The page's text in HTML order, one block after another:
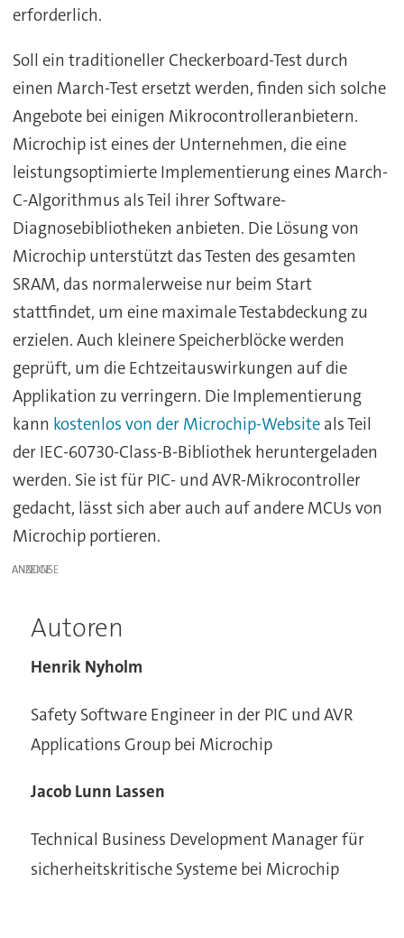
erforderlich.
Soll ein traditioneller Checkerboard-Test durch
einen March-Test ersetzt werden, finden sich solche
Angebote bei einigen Mikrocontrolleranbietern.
Microchip ist eines der Unternehmen, die eine
leistungsoptimierte Implementierung eines March-
C-Algorithmus als Teil ihrer Software-
Diagnosebibliotheken anbieten. Die Lösung von
Microchip unterstützt das Testen des gesamten
SRAM, das normalerweise nur beim Start
stattfindet, um eine maximale Testabdeckung zu
erzielen. Auch kleinere Speicherblöcke werden
geprüft, um die Echtzeitauswirkungen auf die
Applikation zu verringern. Die Implementierung
kann kostenlos von der Microchip-Websiteals Teil
der IEC-60730-Class-B-Bibliothek heruntergeladen
werden. Sie ist für PIC- und AVR-Mikrocontroller
gedacht, lässt sich aber auch auf andere MCUs von
Microchip portieren.
ANZEIGE
Autoren
Henrik Nyholm
Safety Software Engineer in der PIC und AVR
Applications Group bei Microchip
Jacob Lunn Lassen
Technical Business Development Manager für
sicherheitskritische Systeme bei Microchip